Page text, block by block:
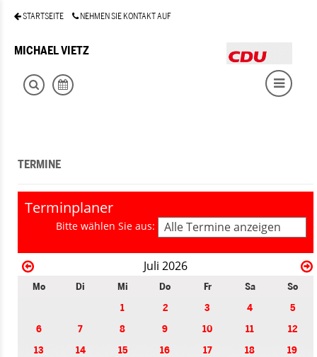
STARTSEITE NEHMEN SIE KONTAKT AUF
MICHAEL VIETZ
TERMINE
Terminplaner
Bitte wählen Sie aus: Alle Termine anzeigen
Juli 2026
Mo Di Mi Do Fr Sa
So
1
2 3 4
5
6
7 8 9 10 11
12
13
14 15 16 17 18
19